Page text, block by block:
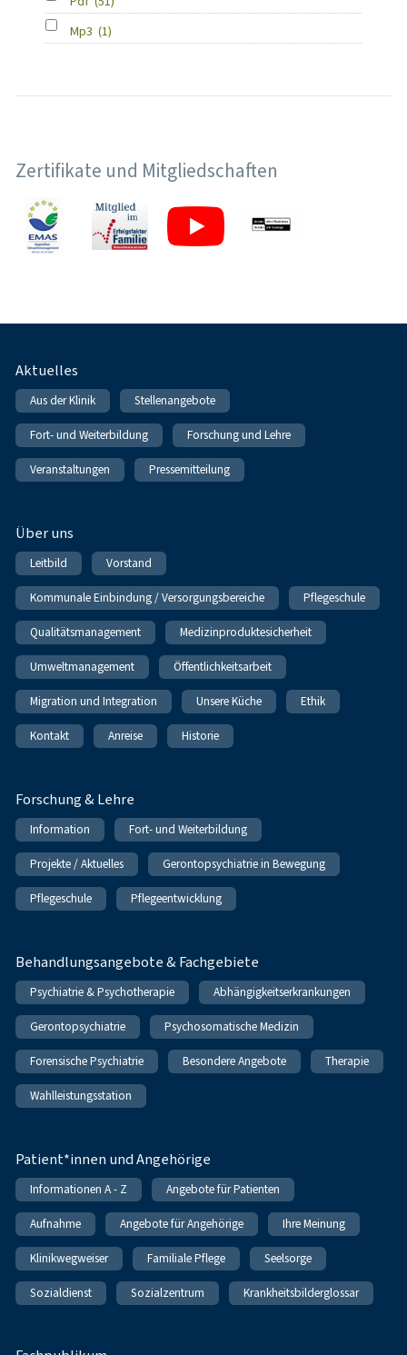
Mp3 (1)
Zertifikate und Mitgliedschaften
Fußnavigation
Aktuelles
Aus der Klinik Stellenangebote
Fort- und Weiterbildung Forschung und Lehre
Veranstaltungen Pressemitteilung
Über uns
Leitbild Vorstand
Kommunale Einbindung / Versorgungsbereiche Pflegeschule
Qualitätsmanagement Medizinproduktesicherheit
Umweltmanagement Öffentlichkeitsarbeit
Migration und Integration Unsere Küche Ethik
Kontakt Anreise Historie
Forschung & Lehre
Information Fort- und Weiterbildung
Projekte / Aktuelles Gerontopsychiatrie in Bewegung
Pflegeschule Pflegeentwicklung
Behandlungsangebote & Fachgebiete
Psychiatrie & Psychotherapie Abhängigkeitserkrankungen
Gerontopsychiatrie Psychosomatische Medizin
Forensische Psychiatrie Besondere Angebote Therapie
Wahlleistungsstation
Patient*innen und Angehörige
Informationen A - Z Angebote für Patienten
Aufnahme Angebote für Angehörige Ihre Meinung
Klinikwegweiser Familiale Pflege Seelsorge
Sozialdienst Sozialzentrum Krankheitsbilderglossar